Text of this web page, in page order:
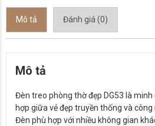
Mô tả Đánh giá (0)
Mô tả
Đèn treo phòng thờ đẹp DG53 là
hợp giữa vẻ đẹp truyền thống và công
Đèn phù hợp với nhiều không gian